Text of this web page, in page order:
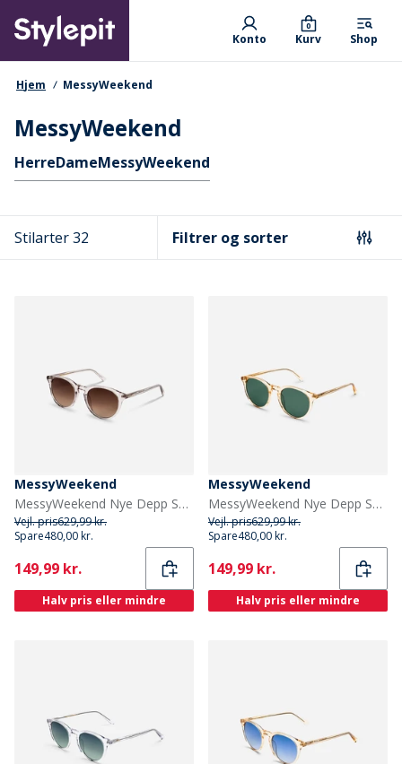
main
content
Primary departments
Konto Kurv
0
Shop
navigationssti
Hjem MessyWeekend
MessyWeekend
Hurtige links
HerreDameMessyWeekend
Stilarter 32 Filtrer og sorter
MessyWeekend
MessyWeekend Nye Depp Solbriller Roser
Vejl. pris629,99 kr.
Spare480,00 kr.
Current
149,99 kr.
Halv pris eller mindre
MessyWeekend
MessyWeekend Nye Depp Solbriller Champagne
Vejl. pris629,99 kr.
Spare480,00 kr.
Current
149,99 kr.
Halv pris eller mindre